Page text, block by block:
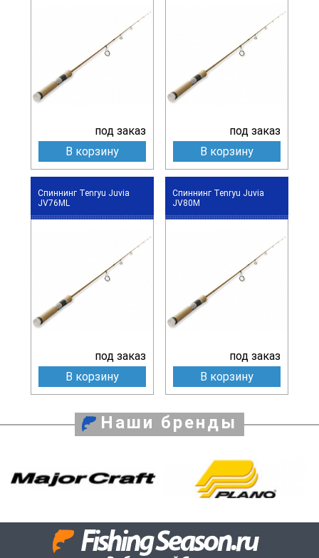
под заказ
В корзину
под заказ
В корзину
Спиннинг Tenryu Juvia
JV76ML
под заказ
В корзину
Спиннинг Tenryu Juvia
JV80M
под заказ
В корзину
Наши бренды